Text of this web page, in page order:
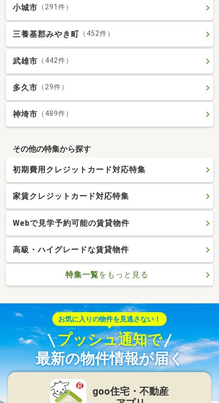
小城市 （291件）
三養基郡みやき町 （452件）
武雄市 （442件）
多久市 （29件）
神埼市 （489件）
その他の特集から探す
初期費用クレジットカード対応特集
家賃クレジットカード対応特集
Webで見学予約可能の賃貸物件
高級・ハイグレードな賃貸物件
特集一覧をもっと見る
お気に入りの物件を見逃さない！
プッシュ通知で
最新の物件情報が届く
goo住宅・不動産